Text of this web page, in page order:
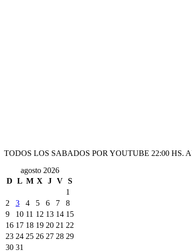
TODOS LOS SABADOS POR YOUTUBE 22:00 HS.
agosto 2026
D L M X J V S
1
2
3 4 5 6 7
8
9
10 11 12 13 14 15
16 17 18 19 20 21 22
23 24 25 26 27 28 29
30 31